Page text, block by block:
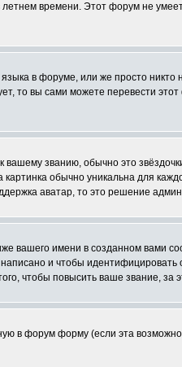
времени. Этот форум не
в форуме, или же просто
то вы сами можете перевести
вашему званию, обычно это
обычно уникальна для
аватар, то это решение
вашего имени в созданном вами
и чтобы
чтобы повысить ваше звание,
в форум форму (если эта